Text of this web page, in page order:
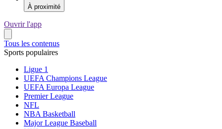
À proximité
Ouvrir l'app
Tous les contenus
Sports populaires
Ligue 1
UEFA Champions League
UEFA Europa League
Premier League
NFL
NBA Basketball
Major League Baseball